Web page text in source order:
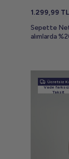
1.299,99 TL
Sepette
alımlarda
Ücretsiz
Vade
Taksit